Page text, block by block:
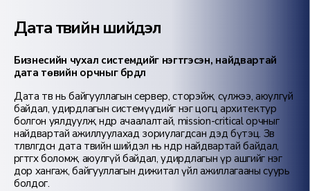
Дата төвийн шийдэл
Бизнесийн чухал системүүдийг нэгтгэсэн, найдвартай
дата төвийн орчныг бүрдүүл
Дата төв нь байгууллагын сервер, сторэйж, сүлжээ, аюулгүй
байдал, удирдлагын системүүдийг нэг цогц архитектур
болгон уялдуулж, өндөр ачаалалтай, mission-critical орчныг
найдвартай ажиллуулахад зориулагдсан дэд бүтэц. Зөв
төлөвлөгдсөн дата төвийн шийдэл нь өндөр найдвартай байдал,
өргөтгөх боломж, аюулгүй байдал, удирдлагын үр ашгийг нэг
дор хангаж, байгууллагын дижитал үйл ажиллагааны суурь
болдог.